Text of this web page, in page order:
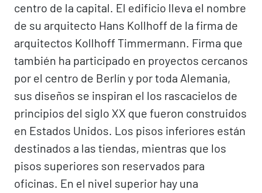
centro de la capital. El edificio lleva el nombre
de su arquitecto Hans Kollhoff de la firma de
arquitectos Kollhoff Timmermann. Firma que
también ha participado en proyectos cercanos
por el centro de Berlín y por toda Alemania,
sus diseños se inspiran el los rascacielos de
principios del siglo XX que fueron construidos
en Estados Unidos. Los pisos inferiores están
destinados a las tiendas, mientras que los
pisos superiores son reservados para
oficinas. En el nivel superior hay una